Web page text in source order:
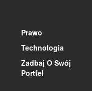
Prawo
Technologia
Zadbaj O Swój
Portfel